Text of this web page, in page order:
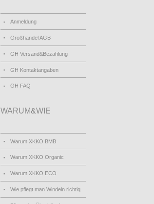
Anmeldung
Großhandel AGB
GH Versand&Bezahlung
GH Kontaktangaben
GH FAQ
WARUM&WIE
Warum XKKO BMB
Warum XKKO Organic
Warum XKKO ECO
Wie pflegt man Windeln richtiq